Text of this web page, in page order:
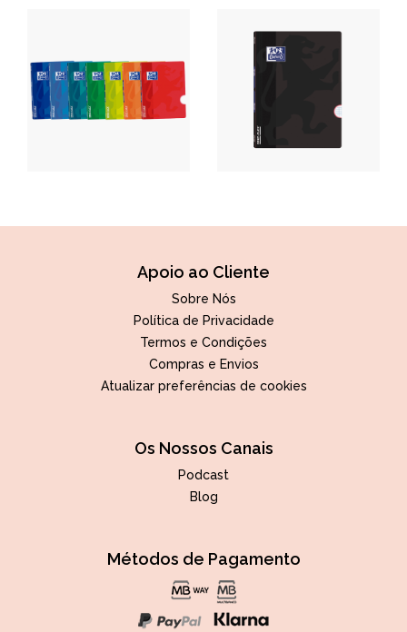
Apoio ao Cliente
Sobre Nós
Política de Privacidade
Termos e Condições
Compras e Envios
Atualizar preferências de cookies
Os Nossos Canais
Podcast
Blog
Métodos de Pagamento